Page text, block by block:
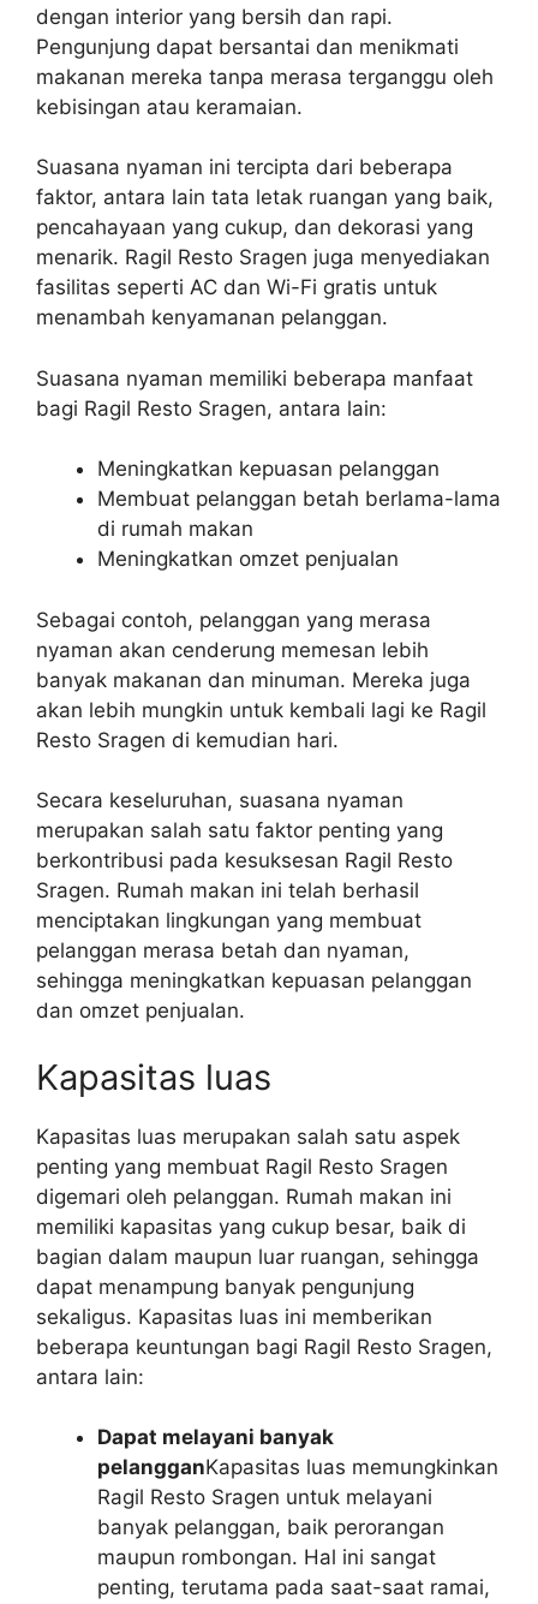
dengan interior yang bersih dan rapi.
Pengunjung dapat bersantai dan menikmati
makanan mereka tanpa merasa terganggu oleh
kebisingan atau keramaian.
Suasana nyaman ini tercipta dari beberapa
faktor, antara lain tata letak ruangan yang baik,
pencahayaan yang cukup, dan dekorasi yang
menarik. Ragil Resto Sragen juga menyediakan
fasilitas seperti AC dan Wi-Fi gratis untuk
menambah kenyamanan pelanggan.
Suasana nyaman memiliki beberapa manfaat
bagi Ragil Resto Sragen, antara lain:
Meningkatkan kepuasan pelanggan
Membuat pelanggan betah berlama-lama
di rumah makan
Meningkatkan omzet penjualan
Sebagai contoh, pelanggan yang merasa
nyaman akan cenderung memesan lebih
banyak makanan dan minuman. Mereka juga
akan lebih mungkin untuk kembali lagi ke Ragil
Resto Sragen di kemudian hari.
Secara keseluruhan, suasana nyaman
merupakan salah satu faktor penting yang
berkontribusi pada kesuksesan Ragil Resto
Sragen. Rumah makan ini telah berhasil
menciptakan lingkungan yang membuat
pelanggan merasa betah dan nyaman,
sehingga meningkatkan kepuasan pelanggan
dan omzet penjualan.
Kapasitas luas
Kapasitas luas merupakan salah satu aspek
penting yang membuat Ragil Resto Sragen
digemari oleh pelanggan. Rumah makan ini
memiliki kapasitas yang cukup besar, baik di
bagian dalam maupun luar ruangan, sehingga
dapat menampung banyak pengunjung
sekaligus. Kapasitas luas ini memberikan
beberapa keuntungan bagi Ragil Resto Sragen,
antara lain:
Dapat melayani banyak
pelangganKapasitas luas memungkinkan
Ragil Resto Sragen untuk melayani
banyak pelanggan, baik perorangan
maupun rombongan. Hal ini sangat
penting, terutama pada saat-saat ramai,